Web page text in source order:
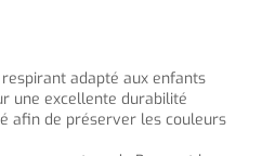
adapté aux enfants
une excellente durabilité
afin de préserver les couleurs